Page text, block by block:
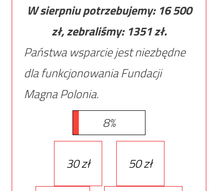
W sierpniu potrzebujemy: 16 500
zł, zebraliśmy: 1351zł.
Państwa wsparcie jest niezbędne
dla funkcjonowania Fundacji
Magna Polonia.
8%
30 zł 50 zł